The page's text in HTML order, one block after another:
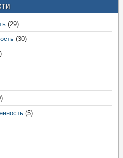
(29)
(30)
(5)